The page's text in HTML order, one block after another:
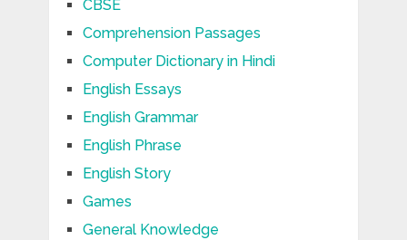
CBSE
Comprehension Passages
Computer Dictionary in Hindi
English Essays
English Grammar
English Phrase
English Story
Games
General Knowledge